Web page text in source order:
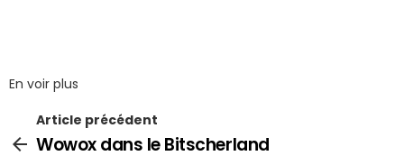
En voir plus
Article précédent
Wowox dans le Bitscherland